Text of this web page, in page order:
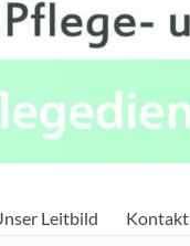
Leitbild Kontakt